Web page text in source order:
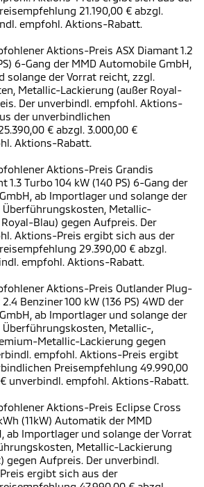
21.190,00 € abzgl.
empfohl. Aktions-Rabatt.
Aktions-Preis ASX Diamant 1.2
6-Gang der MMD Automobile GmbH,
solange der Vorrat reicht, zzgl.
Metallic-Lackierung (außer Royal-
Der unverbindl. empfohl. Aktions-
der unverbindlichen
€ abzgl. 3.000,00 €
Aktions-Rabatt.
Aktions-Preis Grandis
1.3 Turbo 104 kW (140 PS) 6-Gang der
ab Importlager und solange der
Überführungskosten, Metallic-
Blau) gegen Aufpreis. Der
Aktions-Preis ergibt sich aus der
29.390,00 € abzgl.
empfohl. Aktions-Rabatt.
Aktions-Preis Outlander Plug-
Benziner 100 kW (136 PS) 4WD der
ab Importlager und solange der
Metallic-,
Metallic-Lackierung gegen
empfohl. Aktions-Preis ergibt
Preisempfehlung 49.990,00
€ unverbindl. empfohl. Aktions-Rabatt.
Aktions-Preis Eclipse Cross
(11kW) Automatik der MMD
ab Importlager und solange der Vorrat
Metallic-Lackierung
gegen Aufpreis. Der unverbindl.
ergibt sich aus der